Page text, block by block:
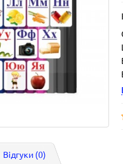
Відгуки (0)